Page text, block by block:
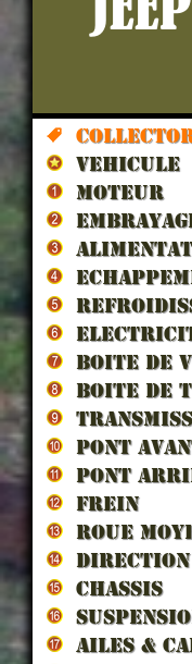
VEHICULE
MOTEUR
BOITE DE
BOITE DE
PONT
PONT
FREIN
ROUE
DIRECTION
CHASSIS
AILES &